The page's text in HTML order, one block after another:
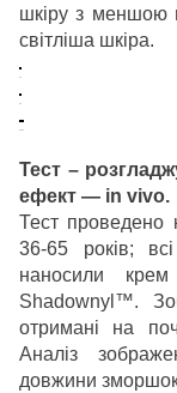
шкіру з меншою
світліша шкіра.
Тест –
ефект — in vivo.
Тест проведено
36-65 років;
наносили
Shadownyl™.
отримані на
Аналіз
довжини